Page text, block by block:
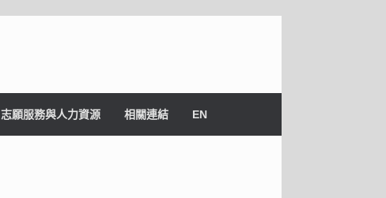
志願服務與人力資源 相關連結 EN